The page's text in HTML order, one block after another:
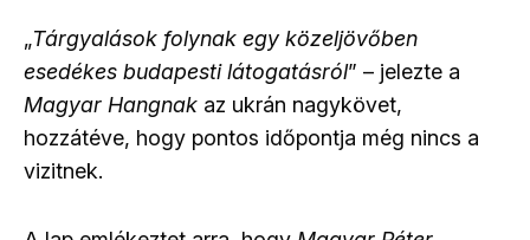
„Tárgyalások folynak egy közeljövőben
esedékes budapesti látogatásról” – jelezte a
Magyar Hangnak az ukrán nagykövet,
hozzátéve, hogy pontos időpontja még nincs a
vizitnek.